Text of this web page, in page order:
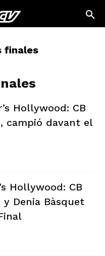
finales
Hollywood: CB
campió davant el
Hollywood: CB
y Denia Bàsquet